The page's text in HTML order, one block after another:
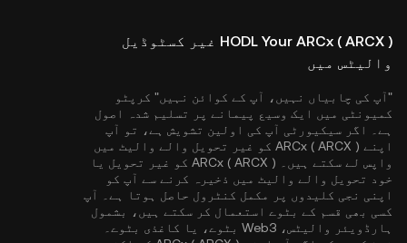
HODL Your ARCx ( ARCX ) غیر کسٹوڈیل
والیٹس میں
"آپ کی چابیاں نہیں، آپ کے کوائن نہیں" کرپٹو
کمیونٹی میں ایک وسیع پیمانے پر تسلیم شدہ اصول
ہے۔ اگر سیکیورٹی آپ کی اولین تشویش ہے، تو آپ
اپنے ARCx ( ARCX ) کو غیر تحویل والے والیٹ میں
واپس لے سکتے ہیں۔ ARCx ( ARCX ) کو غیر تحویل یا
خود تحویل والے والیٹ میں ذخیرہ کرنے سے آپ کو
اپنی نجی کلیدوں پر مکمل کنٹرول حاصل ہوتا ہے۔ آپ
کسی بھی قسم کے بٹوے استعمال کر سکتے ہیں، بشمول
ہارڈویئر والیٹس، Web3 بٹوے، یا کاغذی بٹوے۔